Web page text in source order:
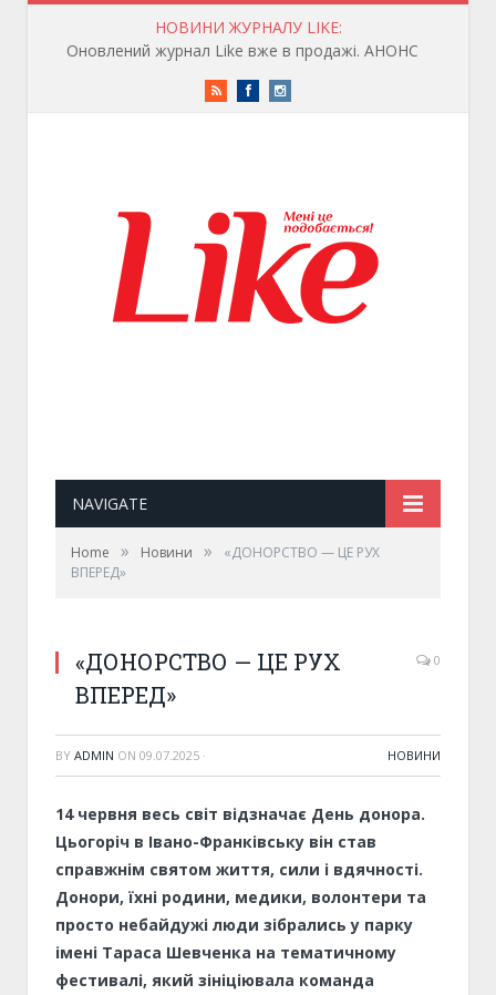
НОВИНИ ЖУРНАЛУ LIKE:
Оновлений журнал Like вже в продажі. АНОНС
RSS FacebookInstagram
NAVIGATE
Home » Новини »
«ДОНОРСТВО — ЦЕ РУХ
ВПЕРЕД»
«ДОНОРСТВО — ЦЕ РУХ
ВПЕРЕД»
0
BY ADMIN ON 09.07.2025 · НОВИНИ
14 червня весь світ відзначає День донора.
Цьогоріч в Івано-Франківську він став
справжнім святом життя, сили і вдячності.
Донори, їхні родини, медики, волонтери та
просто небайдужі люди зібрались у парку
імені Тараса Шевченка на тематичному
фестивалі, який зініціювала команда